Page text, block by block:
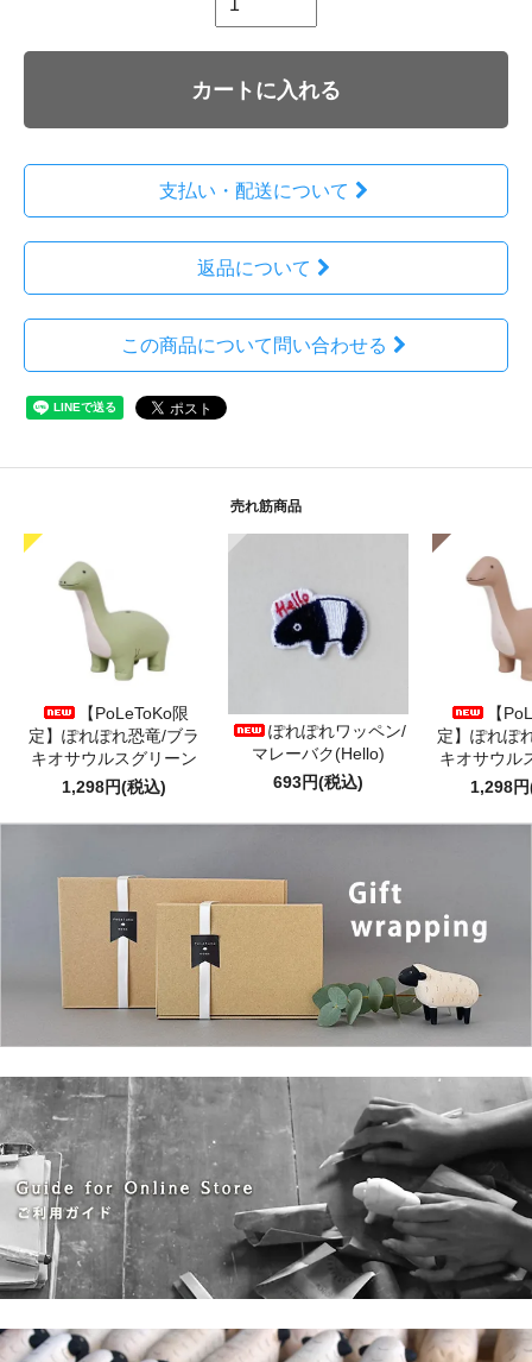
カートに入れる
支払い・配送について
返品について
この商品について問い合わせる
売れ筋商品
【PoLeToKo限
定】ぽれぽれ恐竜/ブラ
キオサウルスグリーン
1,298円(税込)
ぽれぽれワッペン/
マレーバク(Hello)
693円(税込)
【
定】ぽれぽ
キオサウル
1,298